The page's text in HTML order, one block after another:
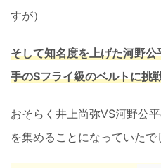
すが）
そして知名度を上げた河野
手のSフライ級のベルトに挑
おそらく井上尚弥VS河野公
を集めることになっていたで